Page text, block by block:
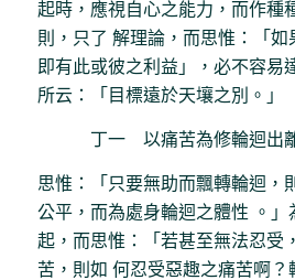
起時，應視自心之能力，而作種
則，只了 解理論，而思惟：「如
即有此或彼之利益」，必不容易
所云：「目標遠於天壤之別。」
丁一 以痛苦為修輪迴出離
思惟：「只要無助而飄轉輪迴，
公平，而為處身輪迴之體性 。」
起，而思惟：「若甚至無法忍受
苦，則如 何忍受惡趣之痛苦啊？